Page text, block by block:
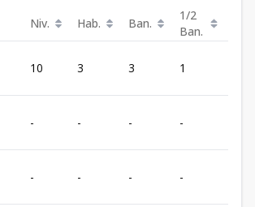
Niv. Hab. Ban.
1/2
Ban.
10 3 3 1
- - - -
- - - -